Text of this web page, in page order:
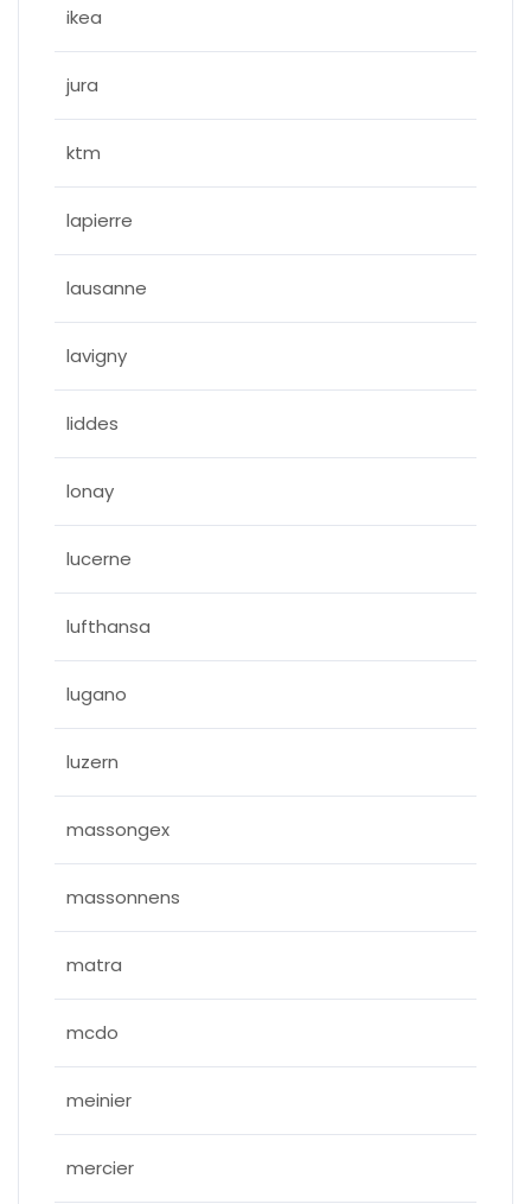
ikea
jura
ktm
lapierre
lausanne
lavigny
liddes
lonay
lucerne
lufthansa
lugano
luzern
massongex
massonnens
matra
mcdo
meinier
mercier